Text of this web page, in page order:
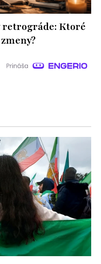
retrográde: Ktoré